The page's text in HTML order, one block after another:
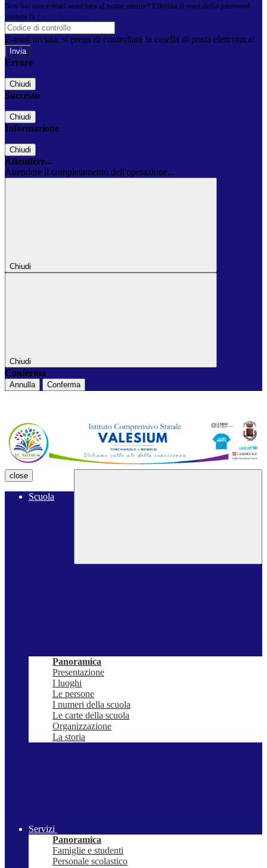
Non hai una e-mail associata al nome utente? Effettua il reset della password
tramite la
E-mail inviata, si prega di controllare la casella di posta elettronica!
Errore
Chiudi
Successo
Chiudi
Informazione
Chiudi
Attendere...
Attendere il completamento dell'operazione...
Chiudi
Chiudi
Conferma
Annulla Conferma
close
Scuola
Panoramica
Presentazione
I luoghi
Le persone
I numeri della scuola
Le carte della scuola
Organizzazione
La storia
Servizi
Panoramica
Famiglie e studenti
Personale scolastico